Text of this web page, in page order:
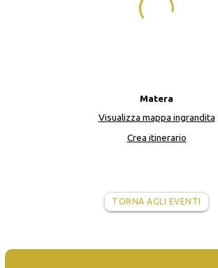
Matera
Visualizza mappa ingrandita
Crea itinerario
TORNA AGLI EVENTI